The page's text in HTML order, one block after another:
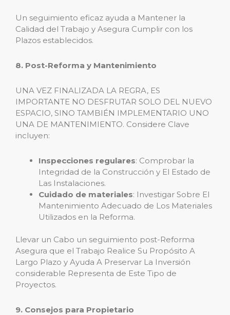
Un seguimiento eficaz ayuda a Mantener la
Calidad del Trabajo y Asegura Cumplir con los
Plazos establecidos.
8. Post-Reforma y Mantenimiento
UNA VEZ FINALIZADA LA REGRA, ES
IMPORTANTE NO DESFRUTAR SOLO DEL NUEVO
ESPACIO, SINO TAMBIÉN IMPLEMENTARIO UNO
UNA DE MANTENIMIENTO. Considere Clave
incluyen:
Inspecciones regulares: Comprobar la
Integridad de la Construcción y El Estado de
Las Instalaciones.
Cuidado de materiales: Investigar Sobre El
Mantenimiento Adecuado de Los Materiales
Utilizados en la Reforma.
Llevar un Cabo un seguimiento post-Reforma
Asegura que el Trabajo Realice Su Propósito A
Largo Plazo y Ayuda A Preservar La Inversión
considerable Representa de Este Tipo de
Proyectos.
9. Consejos para Propietario